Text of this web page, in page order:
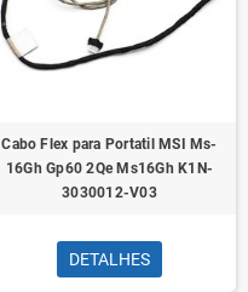
Cabo Flex para Portatil MSI Ms-
16Gh Gp60 2Qe Ms16Gh K1N-
3030012-V03
DETALHES